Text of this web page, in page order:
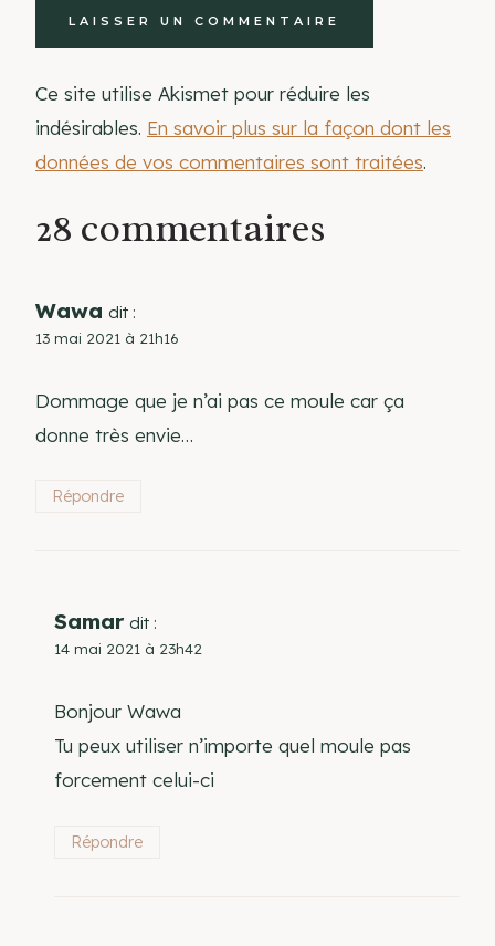
Ce site utilise Akismet pour réduire les
indésirables. En savoir plus sur la façon dont les
données de vos commentaires sont traitées.
28 commentaires
Wawa dit :
13 mai 2021 à 21h16
Dommage que je n’ai pas ce moule car ça
donne très envie…
Répondre
Samar dit :
14 mai 2021 à 23h42
Bonjour Wawa
Tu peux utiliser n’importe quel moule pas
forcement celui-ci
Répondre